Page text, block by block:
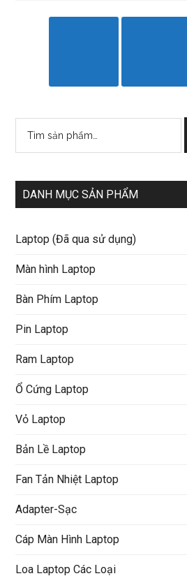
kiếm:
DANH MỤC SẢN PHẨM
Laptop (Đã qua sử dụng)
Màn hình Laptop
Bàn Phím Laptop
Pin Laptop
Ram Laptop
Ổ Cứng Laptop
Vỏ Laptop
Bản Lề Laptop
Fan Tản Nhiệt Laptop
Adapter-Sạc
Cáp Màn Hình Laptop
Loa Laptop Các Loại